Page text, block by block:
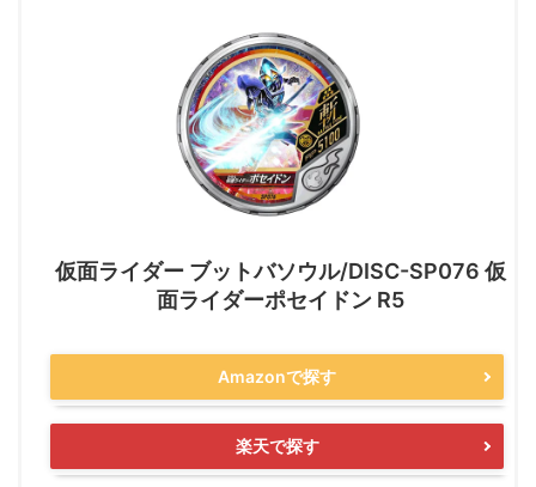
仮面ライダー ブットバソウル/DISC-SP076 仮
面ライダーポセイドン R5
Amazonで探す
楽天で探す